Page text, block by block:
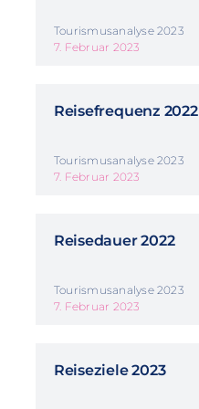
Tourismusanalyse 2023
7. Februar 2023
Reisefrequenz 2022
Tourismusanalyse 2023
7. Februar 2023
Reisedauer 2022
Tourismusanalyse 2023
7. Februar 2023
Reiseziele 2023